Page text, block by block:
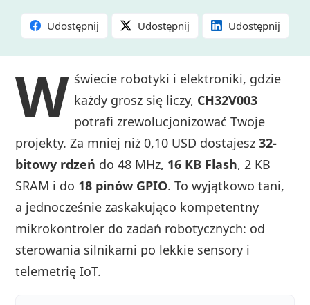
Udostępnij Udostępnij Udostępnij
W świecie robotyki i elektroniki, gdzie
każdy grosz się liczy, CH32V003
potrafi zrewolucjonizować Twoje
projekty. Za mniej niż 0,10 USD dostajesz32-
bitowy rdzeń do 48 MHz, 16 KB Flash, 2 KB
SRAM i do 18 pinów GPIO. To wyjątkowo tani,
a jednocześnie zaskakująco kompetentny
mikrokontroler do zadań robotycznych: od
sterowania silnikami po lekkie sensory i
telemetrię IoT.